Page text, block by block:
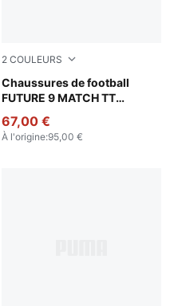
Stream-Bright Aqua-
2 COULEURS
Chaussures de football
FUTURE 9 MATCH TT
Poison Pink-Sun Stream-
67,00 €
À l'origine:95,00 €